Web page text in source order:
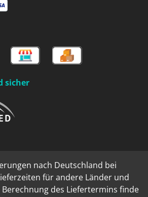
sicher
nach Deutschland bei
für andere Länder und
des Liefertermins finde